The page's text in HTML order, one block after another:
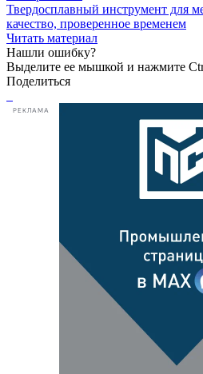
Твердосплавный инструмент для
качество, проверенное временем
Читать материал
Нашли ошибку?
Выделите ее мышкой и нажмите
Поделиться
РЕКЛАМА